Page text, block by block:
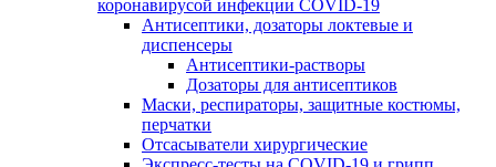
коронавирусой инфекции COVID-19
Антисептики, дозаторы локтевые и
диспенсеры
Антисептики-растворы
Дозаторы для антисептиков
Маски, респираторы, защитные костюмы,
перчатки
Отсасыватели хирургические